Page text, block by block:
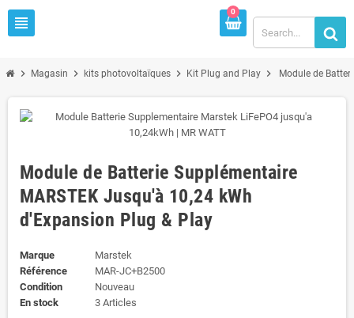
view_headline
0
chevron_right Magasin chevron_right kits photovoltaïques chevron_right Kit Plug and Play chevron_right Module de
Module de Batterie Supplémentaire
MARSTEK Jusqu'à 10,24 kWh
d'Expansion Plug & Play
Marque
Marstek
Référence
MAR-JC+B2500
Condition
Nouveau
En stock
3 Articles